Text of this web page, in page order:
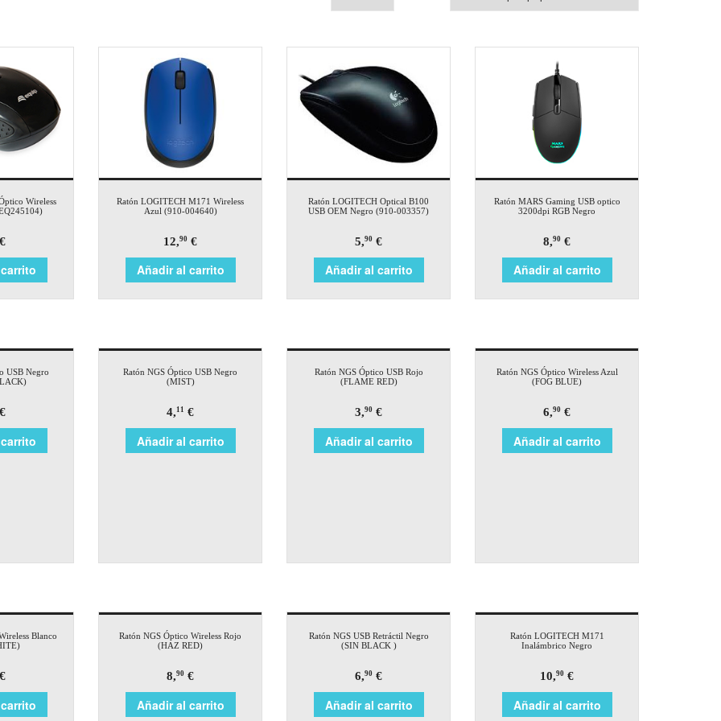
Wireless
Ratón LOGITECH M171 Wireless
Azul (910-004640)
12,90 €
Añadir al carrito
Ratón LOGITECH Optical B100
USB OEM Negro (910-003357)
5,90 €
Añadir al carrito
Ratón MARS Gaming USB optico
3200dpi RGB Negro
8,90 €
Añadir al carrito
USB Negro
Ratón NGS Óptico USB Negro
(MIST)
4,11 €
Añadir al carrito
Ratón NGS Óptico USB Rojo
(FLAME RED)
3,90 €
Añadir al carrito
Ratón NGS Óptico Wireless Azul
(FOG BLUE)
6,90 €
Añadir al carrito
Blanco
Ratón NGS Óptico Wireless Rojo
(HAZ RED)
8,90 €
Añadir al carrito
Ratón NGS USB Retráctil Negro
(SIN BLACK )
6,90 €
Añadir al carrito
Ratón LOGITECH M171
Inalámbrico Negro
10,90 €
Añadir al carrito